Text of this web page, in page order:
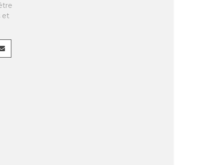
et